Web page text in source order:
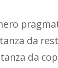
da
da